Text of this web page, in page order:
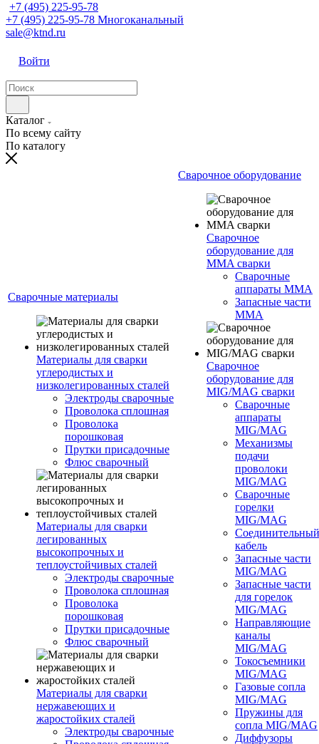
+7 (495) 225-95-78
+7 (495) 225-95-78 Многоканальный
sale@ktnd.ru
Войти
Каталог
По всему сайту
По каталогу
Сварочные материалы
Материалы для сварки
углеродистых и
низколегированных сталей
Электроды сварочные
Проволока сплошная
Проволока
порошковая
Прутки присадочные
Флюс сварочный
Материалы для сварки
легированных
высокопрочных и
теплоустойчивых сталей
Электроды сварочные
Проволока сплошная
Проволока
порошковая
Прутки присадочные
Флюс сварочный
Материалы для сварки
нержавеющих и
жаростойких сталей
Электроды сварочные
Сварочное оборудование
Сварочное
оборудование для
MMA сварки
Сварочные
аппараты MMA
Запасные части
MMA
Сварочное
оборудование для
MIG/MAG сварки
Сварочные
аппараты
MIG/MAG
Механизмы
подачи
проволоки
MIG/MAG
Сварочные
горелки
MIG/MAG
Соединительный
кабель
Запасные части
MIG/MAG
Запасные части
для горелок
MIG/MAG
Направляющие
каналы
MIG/MAG
Токосъемники
MIG/MAG
Газовые сопла
MIG/MAG
Пружины для
сопла MIG/MAG
Диффузоры